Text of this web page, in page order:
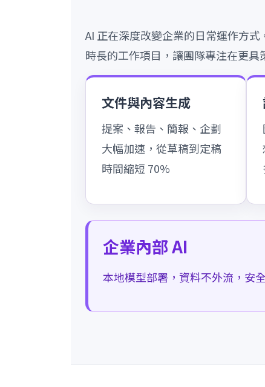
AI 正在深度改變企業的日常運作方
時長的工作項目，讓團隊專注在更具
文件與內容生成
提案、報告、簡報、企劃
大幅加速，從草稿到定稿
時間縮短 70%
企業內部 AI
本地模型部署，資料不外流，安